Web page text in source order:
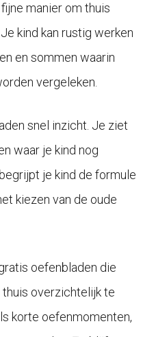
manier om thuis
kind kan rustig werken
en sommen waarin
vergeleken.
snel inzicht. Je ziet
waar je kind nog
je kind de formule
kiezen van de oude
oefenbladen die
thuis overzichtelijk te
korte oefenmomenten,